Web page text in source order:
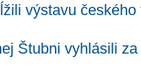
výstavu českého
Štubni vyhlásili